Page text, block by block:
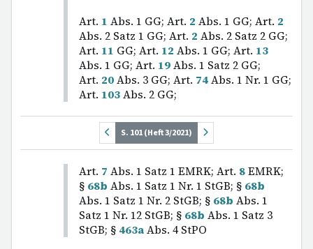
Art. 1 Abs. 1 GG; Art. 2 Abs. 1 GG; Art. 2
Abs. 2 Satz 1 GG; Art. 2 Abs. 2 Satz 2 GG;
Art. 11 GG; Art. 12 Abs. 1 GG; Art. 13
Abs. 1 GG; Art. 19Abs. 1 Satz 2 GG;
Art. 20Abs. 3 GG; Art. 74Abs. 1 Nr. 1 GG;
Art. 103Abs. 2 GG;
S. 101 (Heft 3/2021)
Art. 7 Abs. 1 Satz 1 EMRK; Art. 8EMRK;
§ 68b Abs. 1 Satz 1 Nr. 1 StGB; § 68b
Abs. 1 Satz 1 Nr. 2 StGB; § 68b Abs. 1
Satz 1 Nr. 12 StGB; § 68b Abs. 1 Satz 3
StGB; § 463aAbs. 4 StPO